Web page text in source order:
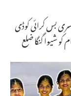
بس کرائی کوڈی
شیوا گنگا ضلع